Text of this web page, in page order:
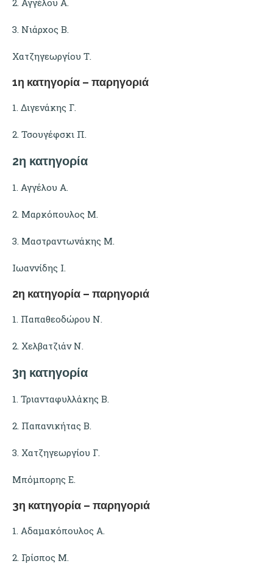
2. Αγγέλου Α.
3. Νιάρχος Β.
Χατζηγεωργίου Τ.
1η κατηγορία – παρηγοριά
1. Διγενάκης Γ.
2. Τσουγέφσκι Π.
2η κατηγορία
1. Αγγέλου Α.
2. Μαρκόπουλος Μ.
3. Μαστραντωνάκης Μ.
Ιωαννίδης Ι.
2η κατηγορία – παρηγοριά
1. Παπαθεοδώρου Ν.
2. Χελβατζιάν Ν.
3η κατηγορία
1. Τριανταφυλλάκης Β.
2. Παπανικήτας Β.
3. Χατζηγεωργίου Γ.
Μπόμπορης Ε.
3η κατηγορία – παρηγοριά
1. Αδαμακόπουλος Α.
2. Γρίσπος Μ.